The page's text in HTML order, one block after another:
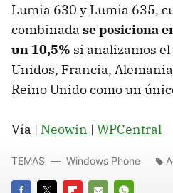
Lumia 630 y Lumia 635,
combinada se posiciona
un 10,5% si analizamos
Unidos, Francia,
Reino Unido como un
Vía | Neowin | WPCentral
TEMAS Windows Phone